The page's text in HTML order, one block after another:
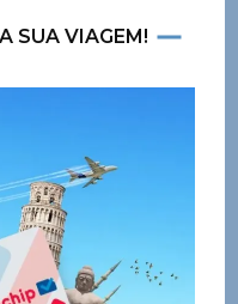
SUA VIAGEM!